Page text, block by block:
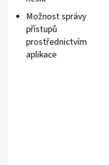
Možnost správy
přístupů
prostřednictvím
aplikace